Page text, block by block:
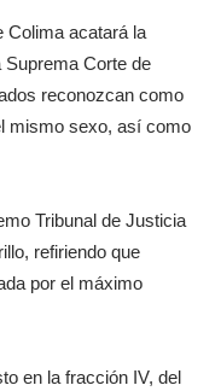
Colima acatará la
Suprema Corte de
reconozcan como
mismo sexo, así como
Tribunal de Justicia
refiriendo que
por el máximo
en la fracción IV, del